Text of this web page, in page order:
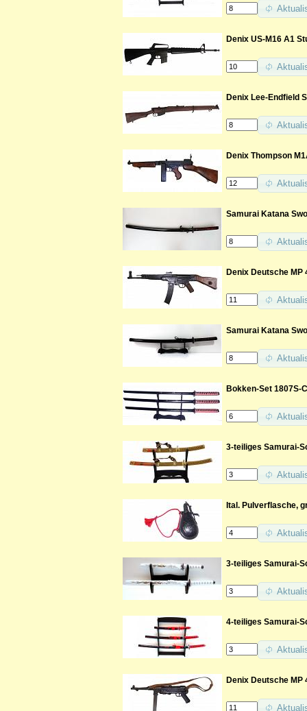
Denix US-M16 A1
Denix Lee-Endfield
Denix Thompson
Samurai Katana
Denix Deutsche
Samurai Katana
Bokken-Set 1807S-
3-teiliges Samurai-
Ital. Pulverflasche,
3-teiliges Samurai-
4-teiliges Samurai-
Denix Deutsche